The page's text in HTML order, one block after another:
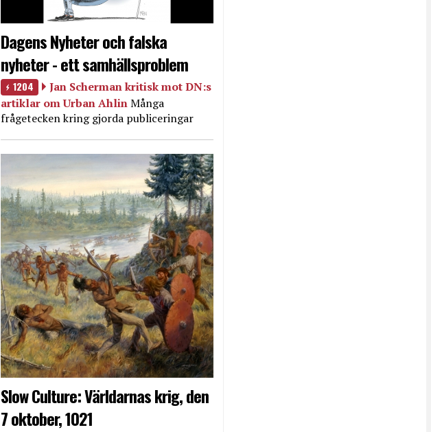
Dagens Nyheter och falska
nyheter - ett samhällsproblem
1204
Jan Scherman kritisk mot DN:s
artiklar om Urban AhlinMånga
frågetecken kring gjorda publiceringar
Slow Culture: Världarnas krig, den
7 oktober, 1021